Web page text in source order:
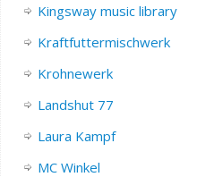
Kingsway music library
Kraftfuttermischwerk
Krohnewerk
Landshut 77
Laura Kampf
MC Winkel